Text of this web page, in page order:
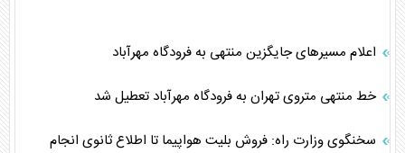
اعلام مسیرهای جایگزین منتهی به فرودگاه مهرآباد
خط منتهی متروی تهران به فرودگاه مهرآباد تعطیل شد
سخنگوی وزارت راه: فروش بلیت هواپیما تا اطلاع ثانوی انجام